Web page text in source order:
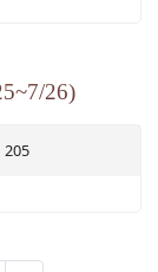
26)
205